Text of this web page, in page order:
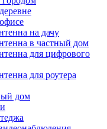
на дачу
в частный дом
для цифрового
для роутера
дом